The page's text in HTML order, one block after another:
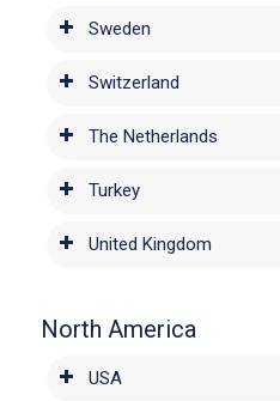
Sweden
Switzerland
The Netherlands
Turkey
United Kingdom
North America
USA